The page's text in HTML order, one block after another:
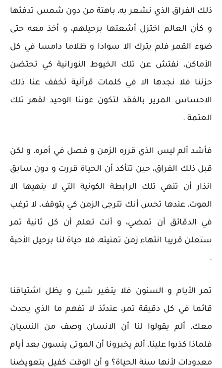
ذلك الفراق الذي نشعر به، باهتة من دون شمس تدفئها
و كأن العالم اختزل أشعتها برحيلهم، و أخذ معه حتى
ضوء القمر فلم يترك الا سوادا و ظلاما دامسا في كل
الأماكن، نفتش عن تلك الخيوط النورانية كي تحتضن
حزننا فلا نجدها الا في كلمات قرآنية تخفف عنا ذلك
الاحساس المرير بالفقد لتكون عوننا الوحيد لقهر تلك
العتمة .
فأشد ألم ليس الذي قرره الزمن و فصل في أمره، و لكن
قبل ذلك الفراق، حين تتأكد أن الحياة قررت و دون سابق
انذار أن تنهي تلك الرابطة الكونية التي لا ينهيها الا
الموت، عندها تحس أنك تترجى الزمن كي يتوقف، لا ترغب
في الدقائق أن تمضي، و أنت تعلم أن كل ثانية تمر
ستعلن قريبا انتهاء زمن تمنيته، فلا حياة لنا برحيل الأحبة
.
تمر الأيام و السنون فلا يتغير شيئ و يظل اشتياقنا
قائما في كل دقيقة تمر، عندئذ لا تفهم ما الذي يحدث
معك، ألم يقولوا لنا أن الانسان وصف من النسيان
فلماذا كذبوا علينا، ألم يخبرونا أن الموتى ينسون بعد أيام
معدودات لأنها سنة الحياة؟ و أن الوقت كفيل بتعويضنا